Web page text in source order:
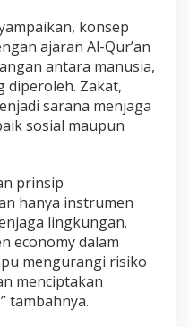
konsep
ajaran Al-Qur’an
antara manusia,
diperoleh. Zakat,
sarana menjaga
sosial maupun
prinsip
hanya instrumen
lingkungan.
economy dalam
mengurangi risiko
menciptakan
tambahnya.